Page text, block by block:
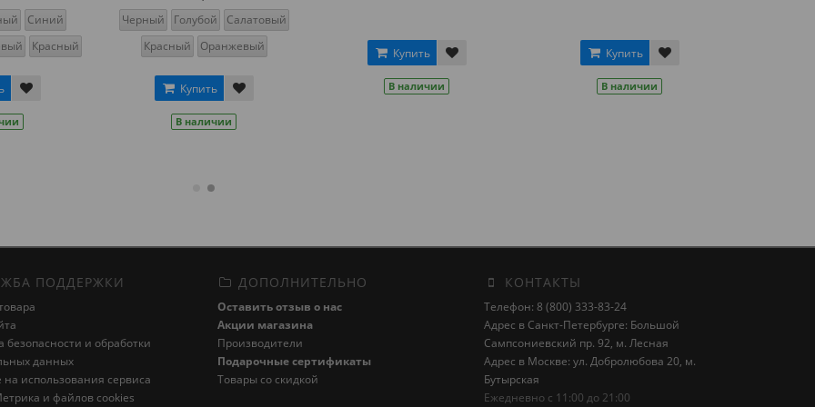
Синий
Красный
Черный
Голубой
Салатовый
Красный
Оранжевый
Купить
В наличии
Купить
В наличии
Купить
В наличии
ПОДДЕРЖКИ
безопасности и обработки
данных
на использования сервиса
и файлов cookies
ДОПОЛНИТЕЛЬНО
Оставить отзыв о нас
Акции магазина
Производители
Подарочные сертификаты
Товары со скидкой
КОНТАКТЫ
Телефон: 8 (800) 333-83-24
Адрес в Санкт-Петербурге: Большой
Сампсониевский пр. 92, м. Лесная
Адрес в Москве: ул. Добролюбова 20, м.
Бутырская
Ежедневно с 11:00 до 21:00